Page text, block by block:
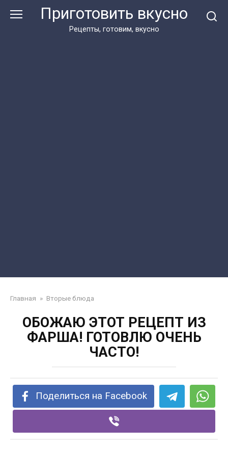
Приготовить вкусно
Рецепты, готовим, вкусно
Главная » Вторые блюда
ОБОЖАЮ ЭТОТ РЕЦЕПТ ИЗ
ФАРША! ГОТОВЛЮ ОЧЕНЬ
ЧАСТО!
Поделиться на Facebook